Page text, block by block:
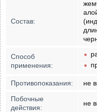
Состав:
Способ
применения:
Противопоказания:
не
Побочные
действия:
не